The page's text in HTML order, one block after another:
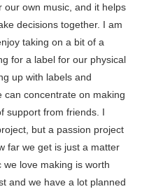
our own music, and it helps
decisions together. I am
taking on a bit of a
for a label for our physical
up with labels and
can concentrate on making
support from friends. I
but a passion project
far we get is just a matter
love making is worth
and we have a lot planned